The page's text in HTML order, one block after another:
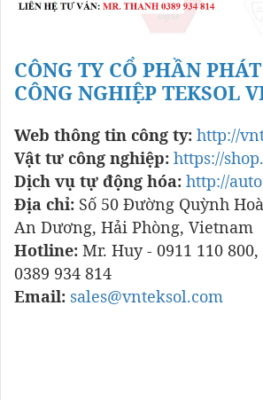
CÔNG TY CỔ PHẦN
CÔNG NGHIỆP TEKSOL
Web thông tin công ty: http://
Vật tư công nghiệp: https://
Dịch vụ tự động hóa: http://
Địa chỉ: Số 50 Đường Quỳnh
An Dương, Hải Phòng, Vietnam
Hotline: Mr. Huy - 0911 110
0389 934 814
Email: sales@vnteksol.com